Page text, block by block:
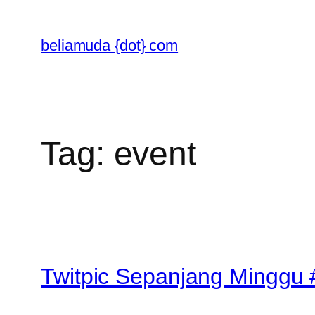
content
beliamuda {dot} com
Tag: event
Twitpic Sepanjang Minggu